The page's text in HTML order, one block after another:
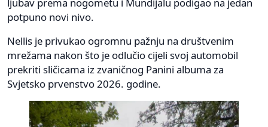
potpuno novi nivo.
Nellis je privukao ogromnu pažnju na društvenim
mrežama nakon što je odlučio cijeli svoj automobil
prekriti sličicama iz zvaničnog Panini albuma za
Svjetsko prvenstvo 2026. godine.